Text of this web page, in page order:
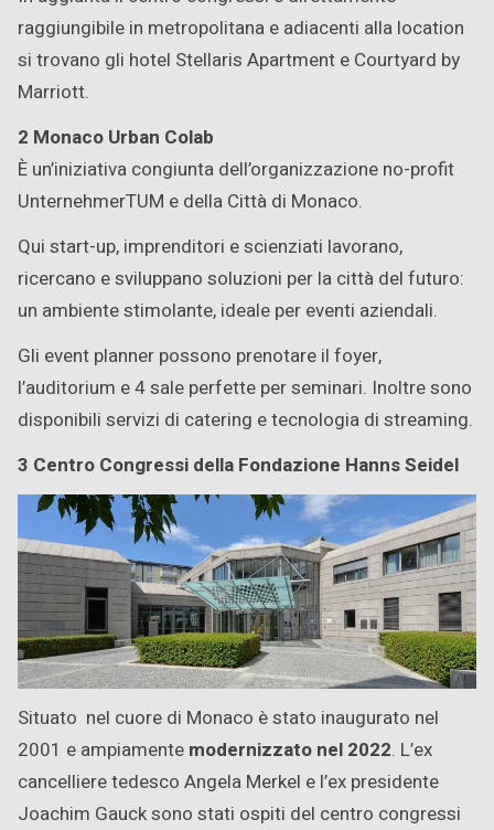
raggiungibile in metropolitana e adiacenti alla location
si trovano gli hotel Stellaris Apartment e Courtyard by
Marriott.
2 Monaco Urban Colab
È un’iniziativa congiunta dell’organizzazione no-profit
UnternehmerTUM e della Città di Monaco.
Qui start-up, imprenditori e scienziati lavorano,
ricercano e sviluppano soluzioni per la città del futuro:
un ambiente stimolante, ideale per eventi aziendali.
Gli event planner possono prenotare il foyer,
l’auditorium e 4 sale perfette per seminari. Inoltre sono
disponibili servizi di catering e tecnologia di streaming.
3 Centro Congressi della Fondazione Hanns Seidel
Situato nel cuore di Monaco è stato inaugurato nel
2001 e ampiamente modernizzato nel 2022. L’ex
cancelliere tedesco Angela Merkel e l’ex presidente
Joachim Gauck sono stati ospiti del centro congressi